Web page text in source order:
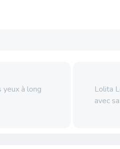
yeux à long
Lolita
avec